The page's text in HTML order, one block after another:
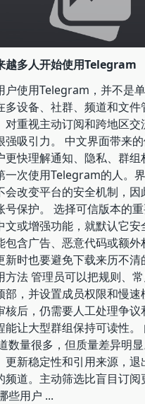
越多人开始使用Telegram
户使用Telegram，并不是
多设备、社群、频道和文
对重视主动订阅和跨地区交
强吸引力。 中文界面带来
更快理解通知、隐私、群组
一次使用Telegram的人。
会改变平台的安全机制，因
号保护。 选择可信版本的
文或增强功能，就默认它安
包含广告、恶意代码或额
新时也要避免下载来历不清
方法 管理员可以把规则、
部，并设置成员权限和慢速
核后，仍需要人工处理争
能让大型群组保持可读性。
数量很多，但质量差异明
更新稳定性和引用来源，
频道。主动筛选比盲目订阅
些用户 ...